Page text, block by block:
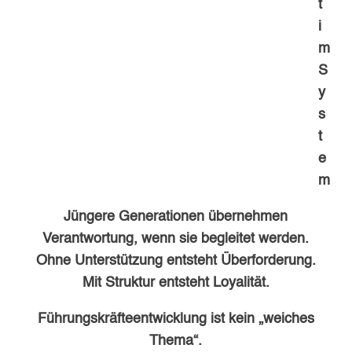
t
i
m
S
y
s
t
e
m
Jüngere Generationen übernehmen
Verantwortung, wenn sie begleitet werden.
Ohne Unterstützung entsteht Überforderung.
Mit Struktur entsteht Loyalität.
Führungskräfteentwicklung ist kein „weiches
Thema“.